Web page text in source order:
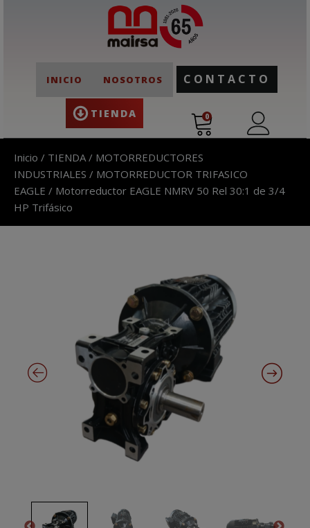
INICIO NOSOTROS
TIENDA
CONTACTO
0
Inicio / TIENDA / MOTORREDUCTORES
INDUSTRIALES / MOTORREDUCTOR TRIFASICO
EAGLE / Motorreductor EAGLE NMRV 50 Rel 30:1 de 3/4
HP Trifásico